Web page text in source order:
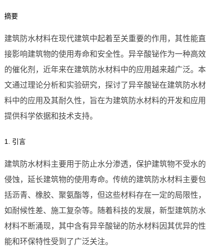
摘要
建筑防水材料在现代建筑中起着至关重要的作用，其性能直
接影响建筑物的使用寿命和安全性。异辛酸铋作为一种高效
的催化剂，近年来在建筑防水材料中的应用越来越广泛。本
文通过理论分析和实验研究，探讨了异辛酸铋在建筑防水材
料中的应用及其耐久性，旨在为建筑防水材料的开发和应用
提供科学依据和技术支持。
1. 引言
建筑防水材料主要用于防止水分渗透，保护建筑物不受水的
侵蚀，延长建筑物的使用寿命。传统的建筑防水材料主要包
括沥青、橡胶、聚氨酯等，但这些材料存在一定的局限性，
如耐候性差、施工复杂等。随着科技的发展，新型建筑防水
材料不断涌现，其中含有异辛酸铋的防水材料因其优异的性
能和环保特性受到了广泛关注。